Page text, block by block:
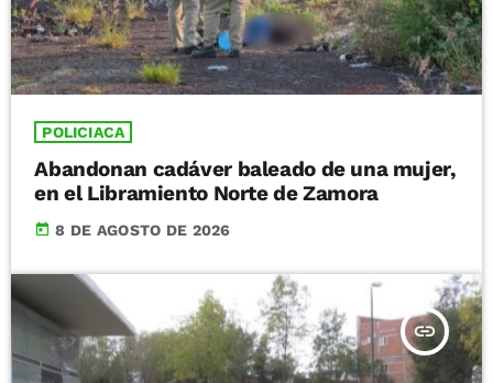
POLICIACA
Abandonan cadáver baleado de una mujer,
en el Libramiento Norte de Zamora
today 8 DE AGOSTO DE 2026
insert_link